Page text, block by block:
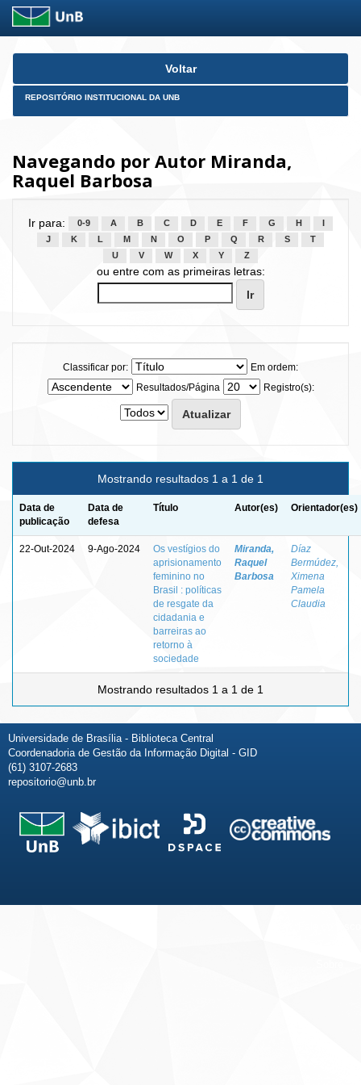
Skip
Voltar
REPOSITÓRIO INSTITUCIONAL DA UNB
Navegando por Autor Miranda,
Raquel Barbosa
Ir para: 0-9 A B C D E F G H
J
K L M N O P Q R S
T
U
V W X Y Z
ou entre com as primeiras letras:
Classificar por:
Em ordem:
Resultados/Página
Registro(s):
Mostrando resultados 1 a 1 de 1
Data de
publicação
Data de
defesa
Título Autor(es) Orientador(es)
22-Out-2024 9-Ago-2024
Os vestígios do
aprisionamento
feminino no
Brasil : políticas
de resgate da
cidadania e
barreiras ao
retorno à
sociedade
Miranda,
Raquel
Barbosa
Díaz
Bermúdez,
Ximena
Pamela
Claudia
Mostrando resultados 1 a 1 de 1
Universidade de Brasília - Biblioteca Central
Coordenadoria de Gestão da Informação Digital - GID
(61) 3107-2683
repositorio@unb.br